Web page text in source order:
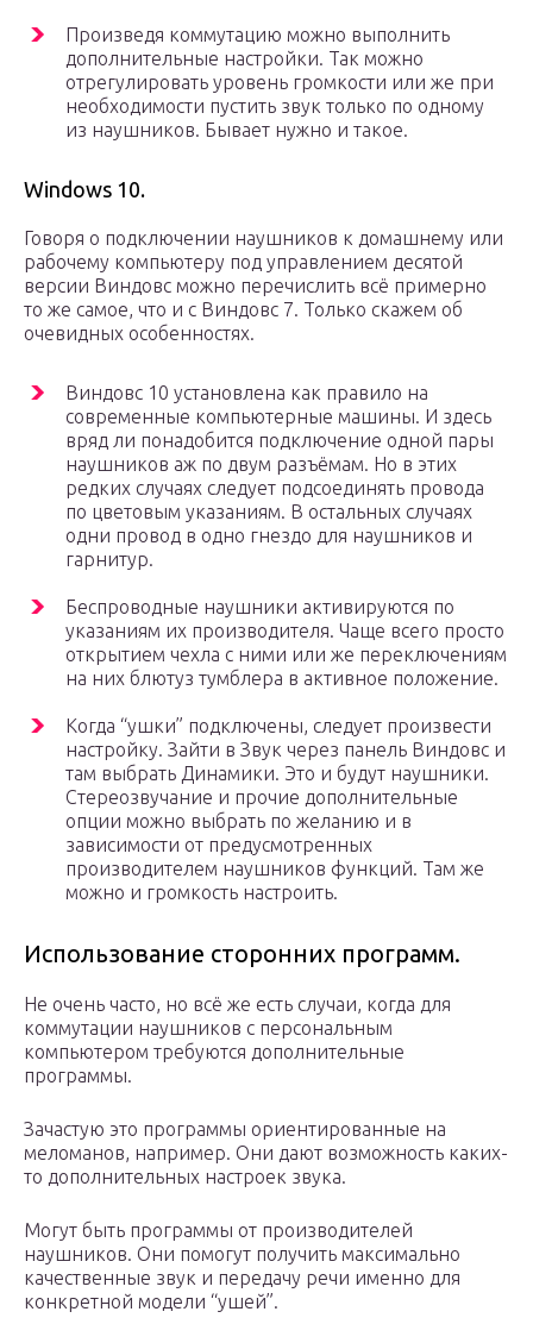
Произведя коммутацию можно выполнить
дополнительные настройки. Так можно
отрегулировать уровень громкости или же при
необходимости пустить звук только по одному
из наушников. Бывает нужно и такое.
Windows 10.
Говоря о подключении наушников к домашнему или
рабочему компьютеру под управлением десятой
версии Виндовс можно перечислить всё примерно
то же самое, что и с Виндовс 7. Только скажем об
очевидных особенностях.
Виндовс 10 установлена как правило на
современные компьютерные машины. И здесь
вряд ли понадобится подключение одной пары
наушников аж по двум разъёмам. Но в этих
редких случаях следует подсоединять провода
по цветовым указаниям. В остальных случаях
одни провод в одно гнездо для наушников и
гарнитур.
Беспроводные наушники активируются по
указаниям их производителя. Чаще всего просто
открытием чехла с ними или же переключениям
на них блютуз тумблера в активное положение.
Когда “ушки” подключены, следует произвести
настройку. Зайти в Звук через панель Виндовс и
там выбрать Динамики. Это и будут наушники.
Стереозвучание и прочие дополнительные
опции можно выбрать по желанию и в
зависимости от предусмотренных
производителем наушников функций. Там же
можно и громкость настроить.
Использование сторонних программ.
Не очень часто, но всё же есть случаи, когда для
коммутации наушников с персональным
компьютером требуются дополнительные
программы.
Зачастую это программы ориентированные на
меломанов, например. Они дают возможность каких-
то дополнительных настроек звука.
Могут быть программы от производителей
наушников. Они помогут получить максимально
качественные звук и передачу речи именно для
конкретной модели “ушей”.